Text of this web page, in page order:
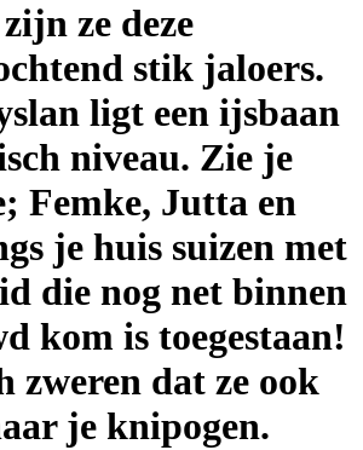
ze deze
stik jaloers.
ligt een ijsbaan
niveau. Zie je
Femke, Jutta en
je huis suizen met
die nog net binnen
kom is toegestaan!
zweren dat ze ook
je knipogen.